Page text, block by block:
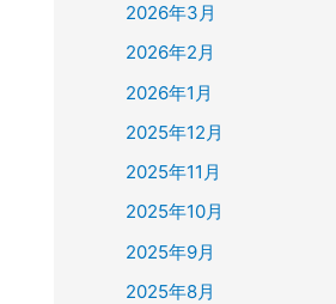
2026年3月
2026年2月
2026年1月
2025年12月
2025年11月
2025年10月
2025年9月
2025年8月